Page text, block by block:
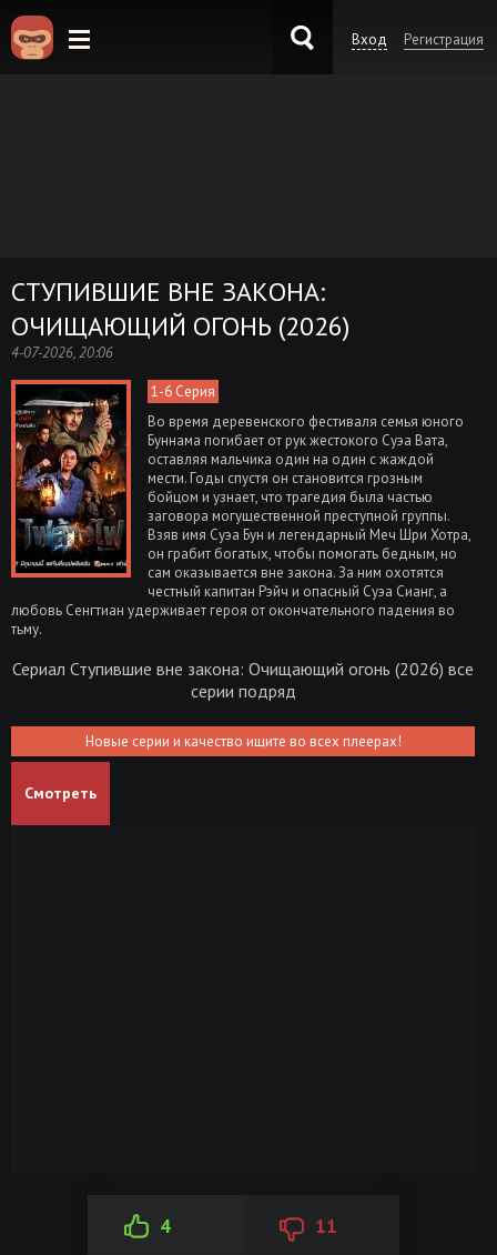
Вход Регистрация
СТУПИВШИЕ ВНЕ ЗАКОНА:
ОЧИЩАЮЩИЙ ОГОНЬ (2026)
4-07-2026, 20:06
1-6 Серия
Во время деревенского фестиваля семья юного
Буннама погибает от рук жестокого Суэа Вата,
оставляя мальчика один на один с жаждой
мести. Годы спустя он становится грозным
бойцом и узнает, что трагедия была частью
заговора могущественной преступной группы.
Взяв имя Суэа Бун и легендарный Меч Шри Хотра,
он грабит богатых, чтобы помогать бедным, но
сам оказывается вне закона. За ним охотятся
честный капитан Рэйч и опасный Суэа Сианг, а
любовь Сенгтиан удерживает героя от окончательного падения во
тьму.
Сериал Ступившие вне закона: Очищающий огонь (2026) все
серии подряд
Новые серии и качество ищите во всех плеерах!
Смотреть
4 11